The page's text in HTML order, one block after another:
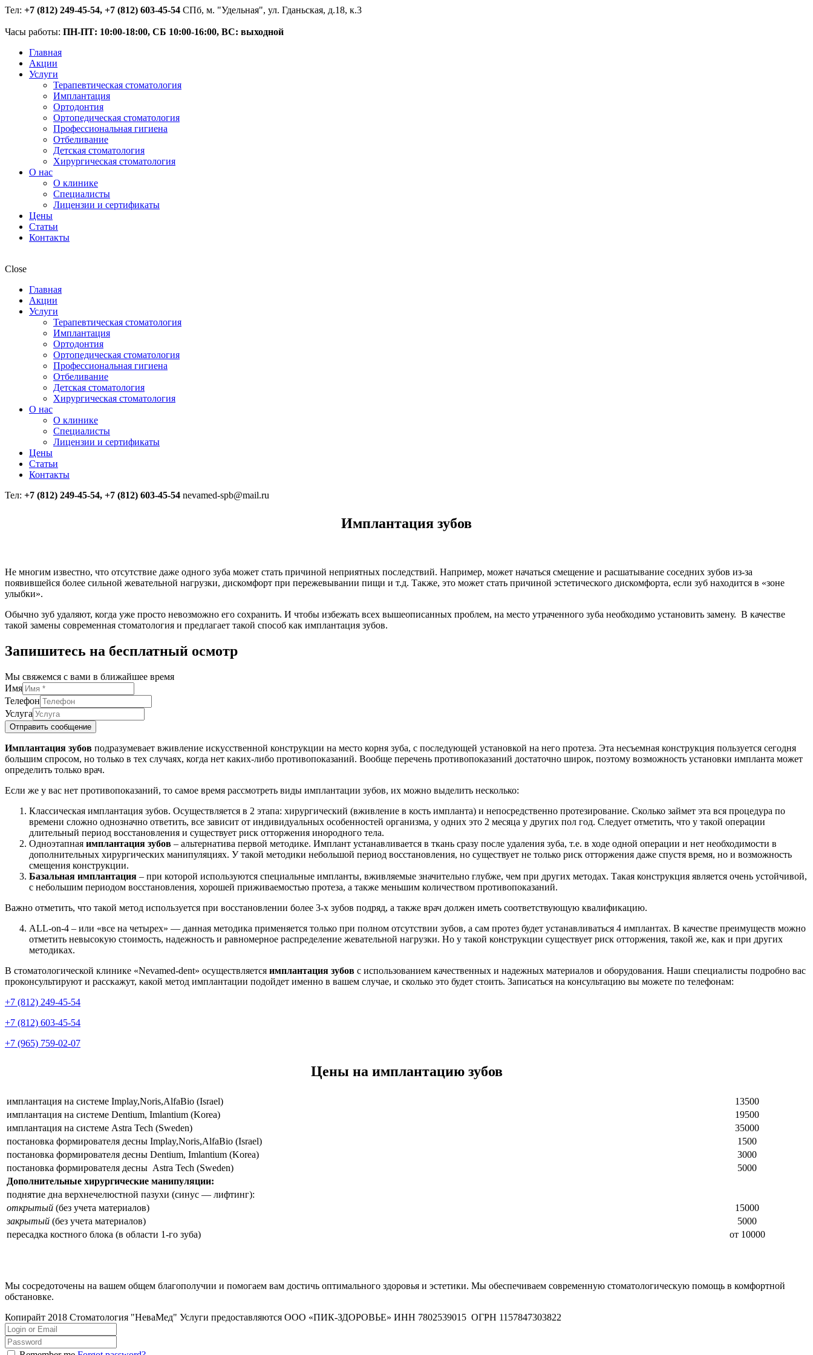
Тел: +7 (812) 249-45-54, +7 (812) 603-45-54 СПб, м. "Удельная", ул. Гданьская, д.18, к.3
Часы работы: ПН-ПТ: 10:00-18:00, СБ 10:00-16:00, ВС: выходной
Главная
Акции
Услуги
Терапевтическая стоматология
Имплантация
Ортодонтия
Ортопедическая стоматология
Профессиональная гигиена
Отбеливание
Детская стоматология
Хирургическая стоматология
О нас
О клинике
Специалисты
Лицензии и сертификаты
Цены
Статьи
Контакты
Close
Главная
Акции
Услуги
Терапевтическая стоматология
Имплантация
Ортодонтия
Ортопедическая стоматология
Профессиональная гигиена
Отбеливание
Детская стоматология
Хирургическая стоматология
О нас
О клинике
Специалисты
Лицензии и сертификаты
Цены
Статьи
Контакты
Тел: +7 (812) 249-45-54, +7 (812) 603-45-54 nevamed-spb@mail.ru
Имплантация зубов
Не многим известно, что отсутствие даже одного зуба может стать причиной неприятных последствий. Например, может начаться смещение и расшатывание соседних зубов из-за
появившейся более сильной жевательной нагрузки, дискомфорт при пережевывании пищи и т.д. Также, это может стать причиной эстетического дискомфорта, если зуб находится в «зоне
улыбки».
Обычно зуб удаляют, когда уже просто невозможно его сохранить. И чтобы избежать всех вышеописанных проблем, на место утраченного зуба необходимо установить замену. В качестве
такой замены современная стоматология и предлагает такой способ как имплантация зубов.
Запишитесь на бесплатный осмотр
Мы свяжемся с вами в ближайшее время
Имя
Телефон
Услуга
Отправить сообщение
Имплантация зубов подразумевает вживление искусственной конструкции на место корня зуба, с последующей установкой на него протеза. Эта несъемная конструкция пользуется сегодня
большим спросом, но только в тех случаях, когда нет каких-либо противопоказаний. Вообще перечень противопоказаний достаточно широк, поэтому возможность установки импланта может
определить только врач.
Если же у вас нет противопоказаний, то самое время рассмотреть виды имплантации зубов, их можно выделить несколько:
Классическая имплантация зубов. Осуществляется в 2 этапа: хирургический (вживление в кость импланта) и непосредственно протезирование. Сколько займет эта вся процедура по
времени сложно однозначно ответить, все зависит от индивидуальных особенностей организма, у одних это 2 месяца у других пол год. Следует отметить, что у такой операции
длительный период восстановления и существует риск отторжения инородного тела.
Одноэтапная имплантация зубов – альтернатива первой методике. Имплант устанавливается в ткань сразу после удаления зуба, т.е. в ходе одной операции и нет необходимости в
дополнительных хирургических манипуляциях. У такой методики небольшой период восстановления, но существует не только риск отторжения даже спустя время, но и возможность
смещения конструкции.
Базальная имплантация – при которой используются специальные импланты, вживляемые значительно глубже, чем при других методах. Такая конструкция является очень устойчивой,
с небольшим периодом восстановления, хорошей приживаемостью протеза, а также меньшим количеством противопоказаний.
Важно отметить, что такой метод используется при восстановлении более 3-х зубов подряд, а также врач должен иметь соответствующую квалификацию.
ALL-on-4 – или «все на четырех» — данная методика применяется только при полном отсутствии зубов, а сам протез будет устанавливаться 4 имплантах. В качестве преимуществ можно
отметить невысокую стоимость, надежность и равномерное распределение жевательной нагрузки. Но у такой конструкции существует риск отторжения, такой же, как и при других
методиках.
В стоматологической клинике «Nevamed-dent» осуществляется имплантация зубов с использованием качественных и надежных материалов и оборудования. Наши специалисты подробно вас
проконсультируют и расскажут, какой метод имплантации подойдет именно в вашем случае, и сколько это будет стоить. Записаться на консультацию вы можете по телефонам:
+7 (812) 249-45-54
+7 (812) 603-45-54
+7 (965) 759-02-07
Цены на имплантацию зубов
имплантация на системе Implay,Noris,AlfaBio (Israel)
13500
имплантация на системе Dentium, Imlantium (Korea)
19500
имплантация на системе Astra Tech (Sweden)
35000
постановка формирователя десны Implay,Noris,AlfaBio (Israel)
1500
постановка формирователя десны Dentium, Imlantium (Korea)
3000
постановка формирователя десны Astra Tech (Sweden)
5000
Дополнительные хирургические манипуляции:
поднятие дна верхнечелюстной пазухи (синус — лифтинг):
открытый (без учета материалов)
15000
закрытый (без учета материалов)
5000
пересадка костного блока (в области 1-го зуба)
от 10000
Мы сосредоточены на вашем общем благополучии и помогаем вам достичь оптимального здоровья и эстетики. Мы обеспечиваем современную стоматологическую помощь в комфортной
обстановке.
Копирайт 2018 Стоматология "НеваМед" Услуги предоставляются ООО «ПИК-ЗДОРОВЬЕ» ИНН 7802539015 ОГРН 1157847303822